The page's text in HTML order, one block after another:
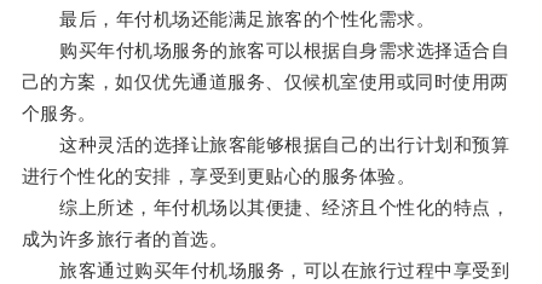
最后，年付机场还能满足旅客的个性化需求。
购买年付机场服务的旅客可以根据自身需求选择适合自
己的方案，如仅优先通道服务、仅候机室使用或同时使用两
个服务。
这种灵活的选择让旅客能够根据自己的出行计划和预算
进行个性化的安排，享受到更贴心的服务体验。
综上所述，年付机场以其便捷、经济且个性化的特点，
成为许多旅行者的首选。
旅客通过购买年付机场服务，可以在旅行过程中享受到